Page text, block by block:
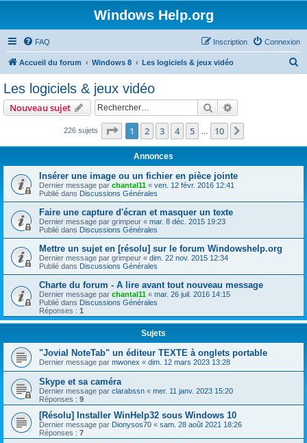
Windows Help.org
FAQ Connexion
Inscription
Accueil du forum Windows 8 Les logiciels & jeux vidéo
Les logiciels & jeux vidéo
Nouveau sujet Rechercher
226 sujets Page 1sur10
1 2 3 4 5 10
Annonces
Insérer une image ou un fichier en pièce jointe
Dernier message par chantal11 « ven. 12 févr. 2016 12:41
Publié dans Discussions Générales
Faire une capture d'écran et masquer un texte
Dernier message par grimpeur « mar. 8 déc. 2015 19:23
Publié dans Discussions Générales
Mettre un sujet en [résolu] sur le forum Windowshelp.org
Dernier message par grimpeur « dim. 22 nov. 2015 12:34
Publié dans Discussions Générales
Charte du forum - A lire avant tout nouveau message
Dernier message par chantal11 « mar. 26 juil. 2016 14:15
Publié dans Discussions Générales
Réponses : 1
Sujets
"Jovial NoteTab" un éditeur TEXTE à onglets portable
Dernier message par mwonex « dim. 12 mars 2023 13:28
Skype et sa caméra
Dernier message par clarabssn « mer. 11 janv. 2023 15:20
Réponses : 9
[Résolu] Installer WinHelp32 sous Windows 10
Dernier message par Dionysos70 « sam. 28 août 2021 18:26
Réponses : 7